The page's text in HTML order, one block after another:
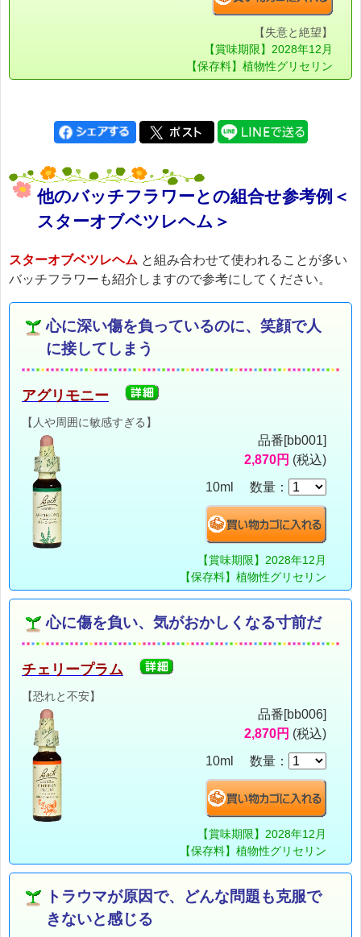
【失意と絶望】
【賞味期限】2028年12月
【保存料】植物性グリセリン
他のバッチフラワーとの組合せ参考例＜
スターオブベツレヘム＞
スターオブベツレヘム と組み合わせて使われることが多い
バッチフラワーも紹介しますので参考にしてください。
心に深い傷を負っているのに、笑顔で人
に接してしまう
アグリモニー
【人や周囲に敏感すぎる】
品番[bb001]
2,870円 (税込)
10ml 数量：
【賞味期限】2028年12月
【保存料】植物性グリセリン
心に傷を負い、気がおかしくなる寸前だ
チェリープラム
【恐れと不安】
品番[bb006]
2,870円 (税込)
10ml 数量：
【賞味期限】2028年12月
【保存料】植物性グリセリン
トラウマが原因で、どんな問題も克服で
きないと感じる